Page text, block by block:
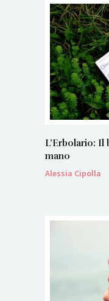
L’Erbolario: Il
mano
Alessia Cipolla